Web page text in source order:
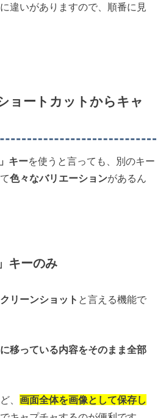
違いがありますので、順番に見
ョートカットからキャ
キーを使うと言っても、別のキー
色々なバリエーションがあるん
キーのみ
リーンショット と言える機能で
移っている内容をそのまま全部
、画面全体を画像として保存し